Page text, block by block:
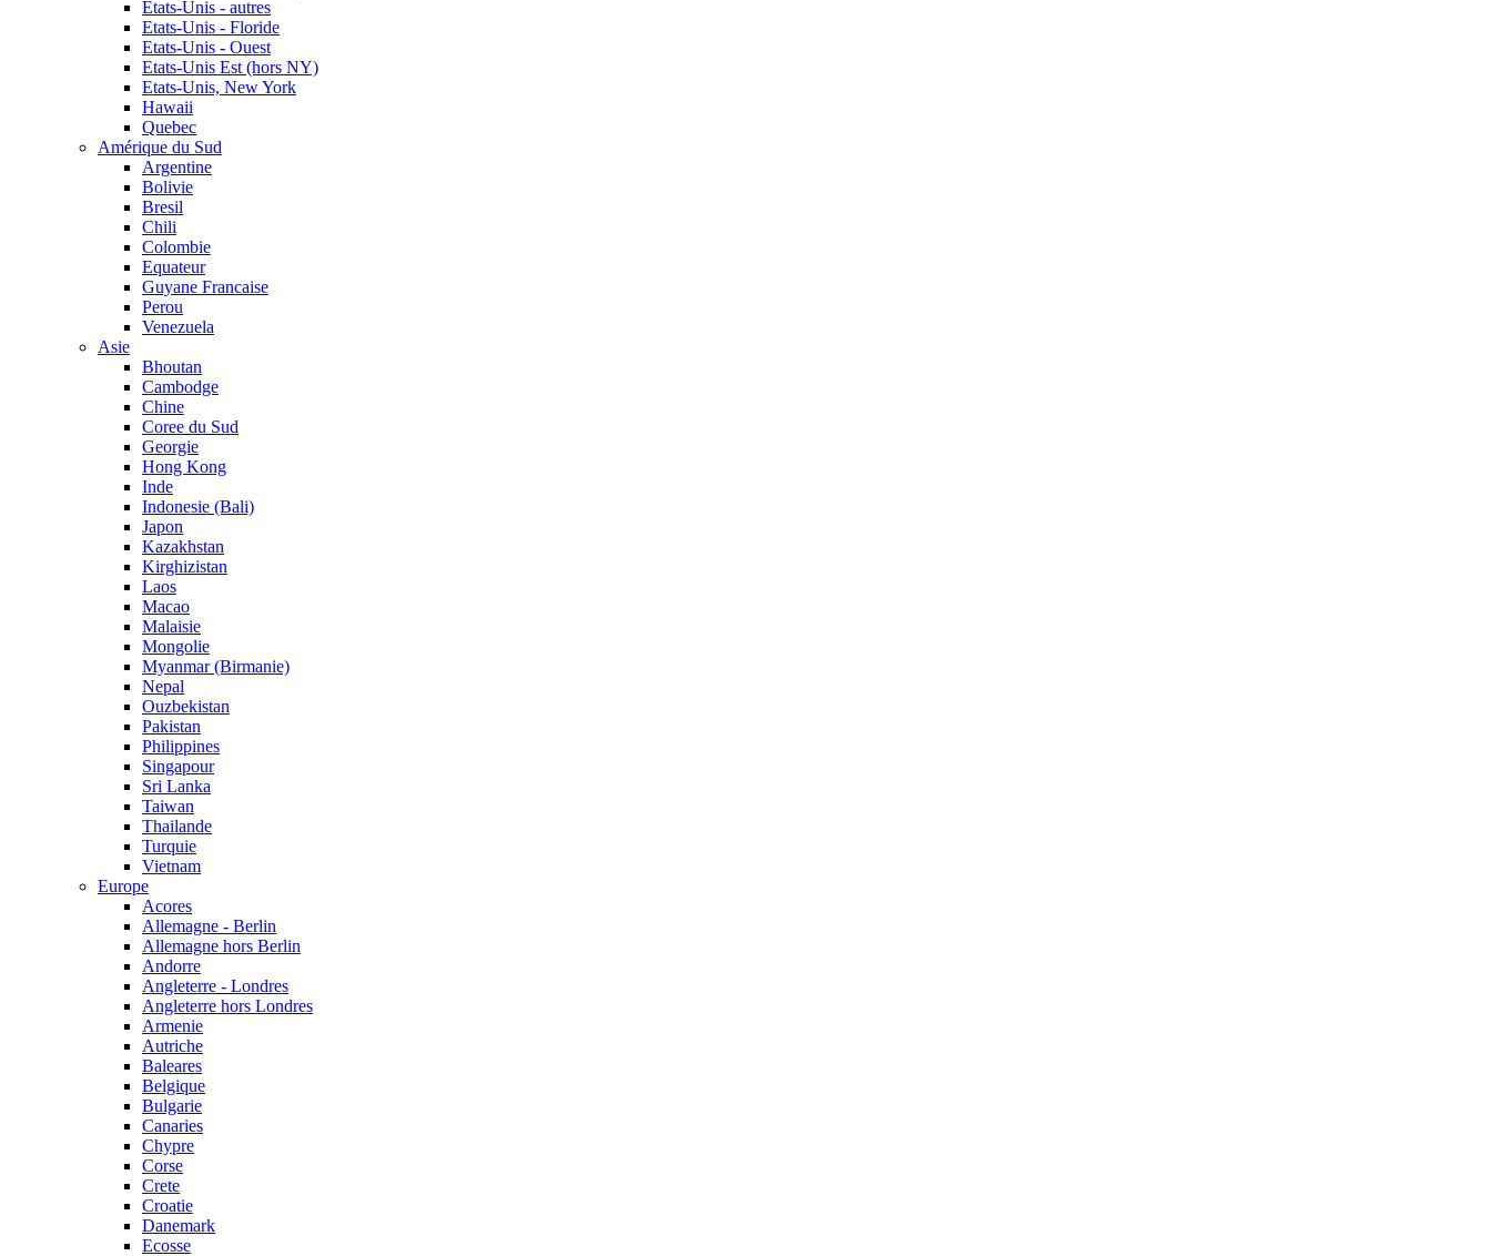
Etats-Unis - autres
Etats-Unis - Floride
Etats-Unis - Ouest
Etats-Unis Est (hors NY)
Etats-Unis, New York
Hawaii
Quebec
Amérique du Sud
Argentine
Bolivie
Bresil
Chili
Colombie
Equateur
Guyane Francaise
Perou
Venezuela
Asie
Bhoutan
Cambodge
Chine
Coree du Sud
Georgie
Hong Kong
Inde
Indonesie (Bali)
Japon
Kazakhstan
Kirghizistan
Laos
Macao
Malaisie
Mongolie
Myanmar (Birmanie)
Nepal
Ouzbekistan
Pakistan
Philippines
Singapour
Sri Lanka
Taiwan
Thailande
Turquie
Vietnam
Europe
Acores
Allemagne - Berlin
Allemagne hors Berlin
Andorre
Angleterre - Londres
Angleterre hors Londres
Armenie
Autriche
Baleares
Belgique
Bulgarie
Canaries
Chypre
Corse
Crete
Croatie
Danemark
Ecosse